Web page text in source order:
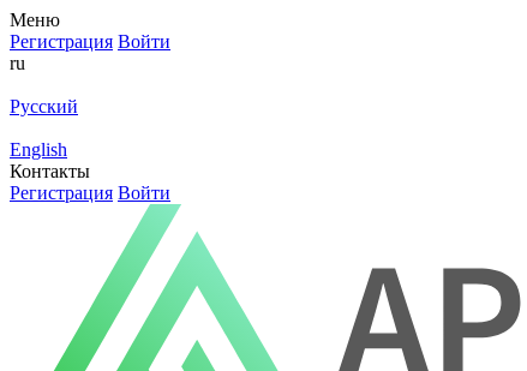
Меню
Регистрация Войти
ru
Русский
English
Контакты
Регистрация Войти